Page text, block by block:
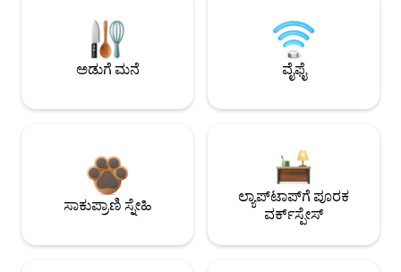
ಅಡುಗೆ ಮನೆ ವೈಫೈ
ಸಾಕುಪ್ರಾಣಿ ಸ್ನೇಹಿ
ಲ್ಯಾಪ್‌ಟಾಪ್‌ಗೆ ಪೂರಕ
ವರ್ಕ್‌ಸ್ಪೇಸ್